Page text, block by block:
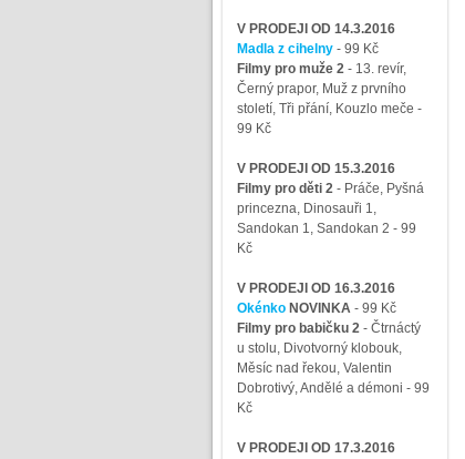
V PRODEJI OD 14.3.2016
Madla z cihelny - 99 Kč
Filmy pro muže 2- 13. revír,
Černý prapor, Muž z prvního
století, Tři přání, Kouzlo meče -
99 Kč
V PRODEJI OD 15.3.2016
Filmy pro děti 2- Práče, Pyšná
princezna, Dinosauři 1,
Sandokan 1, Sandokan 2 - 99
Kč
V PRODEJI OD 16.3.2016
Okénko NOVINKA - 99 Kč
Filmy pro babičku 2- Čtrnáctý
u stolu, Divotvorný klobouk,
Měsíc nad řekou, Valentin
Dobrotivý, Andělé a démoni - 99
Kč
V PRODEJI OD 17.3.2016